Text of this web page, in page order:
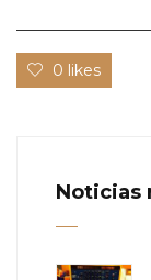
0 likes
Noticias